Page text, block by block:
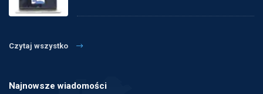
Czytaj wszystko
Najnowsze wiadomości